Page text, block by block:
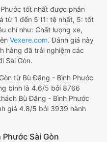
tốt nhất được phân
từ 1 đến 5 (1: tệ nhất, 5: tốt
chí như: Chất lượng xe,
Vexere.com. Đánh giá này
hàng đã trải nghiệm các
Sài Gòn.
từ Bù Đăng - Bình Phước
bình là 4.6/5 bởi 8766
Bù Đăng - Bình Phước
giá 4.8/5 bởi 3939 hành
Sài Gòn